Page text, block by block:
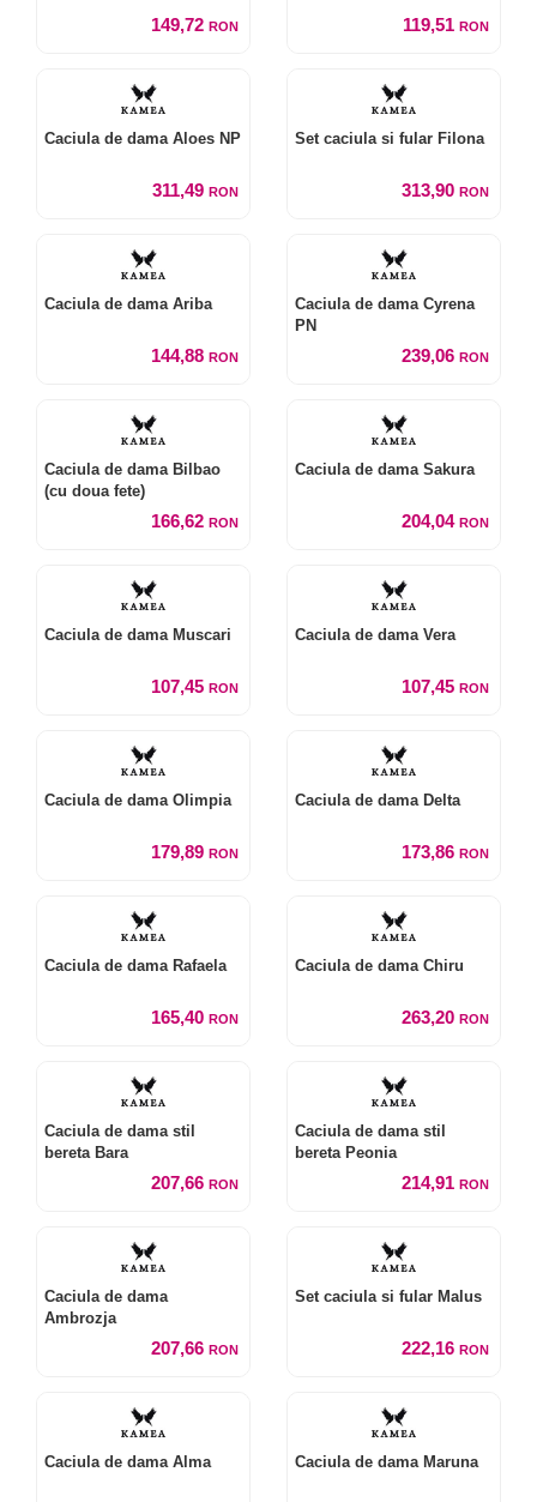
149,72 RON 119,51 RON
Caciula de dama Aloes NP
311,49 RON
Set caciula si fular Filona
313,90 RON
Caciula de dama Ariba
144,88 RON
Caciula de dama Cyrena
PN
239,06 RON
Caciula de dama Bilbao
(cu doua fete)
166,62 RON
Caciula de dama Sakura
204,04 RON
Caciula de dama Muscari
107,45 RON
Caciula de dama Vera
107,45 RON
Caciula de dama Olimpia
179,89 RON
Caciula de dama Delta
173,86 RON
Caciula de dama Rafaela
165,40 RON
Caciula de dama Chiru
263,20 RON
Caciula de dama stil
bereta Bara
207,66 RON
Caciula de dama stil
bereta Peonia
214,91 RON
Caciula de dama
Ambrozja
207,66 RON
Set caciula si fular Malus
222,16 RON
Caciula de dama Alma Caciula de dama Maruna